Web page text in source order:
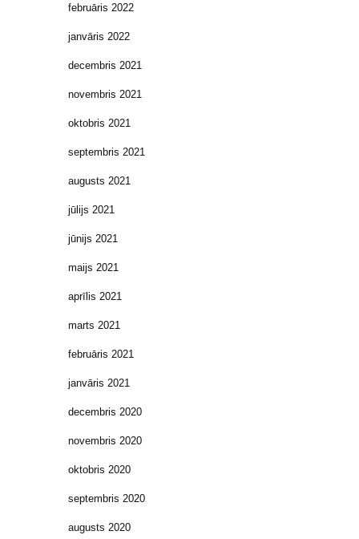
februāris 2022
janvāris 2022
decembris 2021
novembris 2021
oktobris 2021
septembris 2021
augusts 2021
jūlijs 2021
jūnijs 2021
maijs 2021
aprīlis 2021
marts 2021
februāris 2021
janvāris 2021
decembris 2020
novembris 2020
oktobris 2020
septembris 2020
augusts 2020